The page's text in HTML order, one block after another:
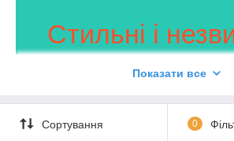
Стильні і
вази і кашпо
для не менш
квіткових композицій!
Показати все
Сортування 0